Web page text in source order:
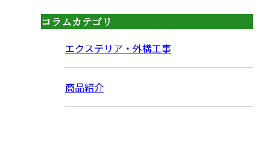
コラムカテゴリ
エクステリア・外構工事
商品紹介